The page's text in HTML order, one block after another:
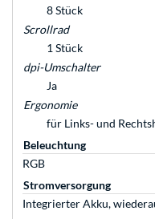
8 Stück
Scrollrad
1 Stück
dpi-Umschalter
Ja
Ergonomie
für Links- und
Beleuchtung
RGB
Stromversorgung
Integrierter Akku,